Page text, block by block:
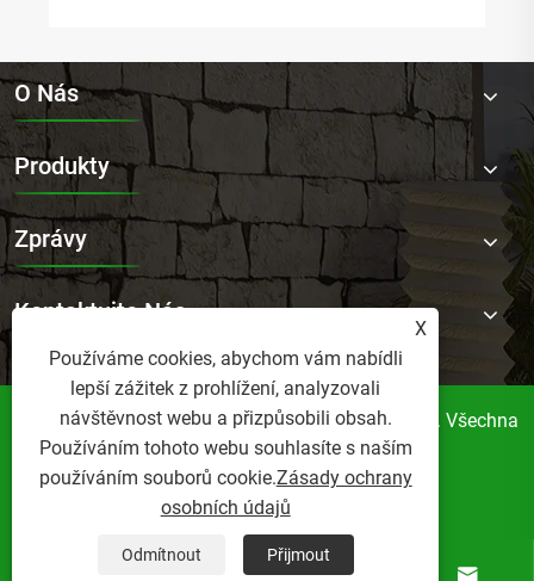
O Nás
Produkty
Zprávy
Kontaktujte Nás
Copyright © 2025 Foshan Norler Furniture Co., Ltd. Všechna
práva vyhrazena.
Links
Sitemap RSS
XML
Zásady ochrany osobních údajů
 
X
Používáme cookies, abychom vám nabídli
lepší zážitek z prohlížení, analyzovali
návštěvnost webu a přizpůsobili obsah.
Používáním tohoto webu souhlasíte s naším
používáním souborů cookie.Zásady ochrany
osobních údajů
Odmítnout Přijmout